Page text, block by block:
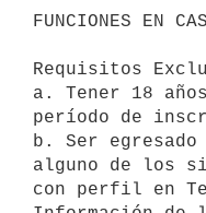
FUNCIONES EN
Requisitos
a. Tener 18
período de
b. Ser
alguno de los
con perfil en